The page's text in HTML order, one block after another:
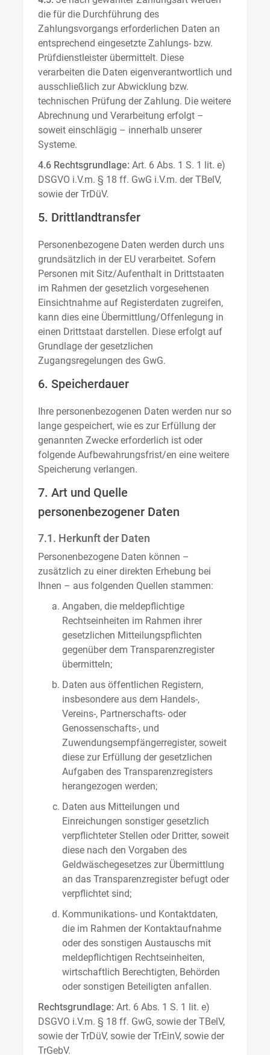
die für die Durchführung des
Zahlungsvorgangs erforderlichen Daten an
entsprechend eingesetzte Zahlungs- bzw.
Prüfdienstleister übermittelt. Diese
verarbeiten die Daten eigenverantwortlich und
ausschließlich zur Abwicklung bzw.
technischen Prüfung der Zahlung. Die weitere
Abrechnung und Verarbeitung erfolgt –
soweit einschlägig – innerhalb unserer
Systeme.
4.6 Rechtsgrundlage: Art. 6 Abs. 1 S. 1 lit. e)
DSGVO i.V.m. § 18 ff. GwG i.V.m. der TBelV,
sowie der TrDüV.
5. Drittlandtransfer
Personenbezogene Daten werden durch uns
grundsätzlich in der EU verarbeitet. Sofern
Personen mit Sitz/Aufenthalt in Drittstaaten
im Rahmen der gesetzlich vorgesehenen
Einsichtnahme auf Registerdaten zugreifen,
kann dies eine Übermittlung/Offenlegung in
einen Drittstaat darstellen. Diese erfolgt auf
Grundlage der gesetzlichen
Zugangsregelungen des GwG.
6. Speicherdauer
Ihre personenbezogenen Daten werden nur so
lange gespeichert, wie es zur Erfüllung der
genannten Zwecke erforderlich ist oder
folgende Aufbewahrungsfrist/en eine weitere
Speicherung verlangen.
7. Art und Quelle
personenbezogener Daten
7.1. Herkunft der Daten
Personenbezogene Daten können –
zusätzlich zu einer direkten Erhebung bei
Ihnen – aus folgenden Quellen stammen:
Angaben, die meldepflichtige
Rechtseinheiten im Rahmen ihrer
gesetzlichen Mitteilungspflichten
gegenüber dem Transparenzregister
übermitteln;
Daten aus öffentlichen Registern,
insbesondere aus dem Handels-,
Vereins-, Partnerschafts- oder
Genossenschafts-, und
Zuwendungsempfängerregister, soweit
diese zur Erfüllung der gesetzlichen
Aufgaben des Transparenzregisters
herangezogen werden;
Daten aus Mitteilungen und
Einreichungen sonstiger gesetzlich
verpflichteter Stellen oder Dritter, soweit
diese nach den Vorgaben des
Geldwäschegesetzes zur Übermittlung
an das Transparenzregister befugt oder
verpflichtet sind;
Kommunikations- und Kontaktdaten,
die im Rahmen der Kontaktaufnahme
oder des sonstigen Austauschs mit
meldepflichtigen Rechtseinheiten,
wirtschaftlich Berechtigten, Behörden
oder sonstigen Beteiligten anfallen.
Rechtsgrundlage: Art. 6 Abs. 1 S. 1 lit. e)
DSGVO i.V.m. § 18 ff. GwG, sowie der TBelV,
sowie der TrDüV, sowie der TrEinV, sowie der
TrGebV.